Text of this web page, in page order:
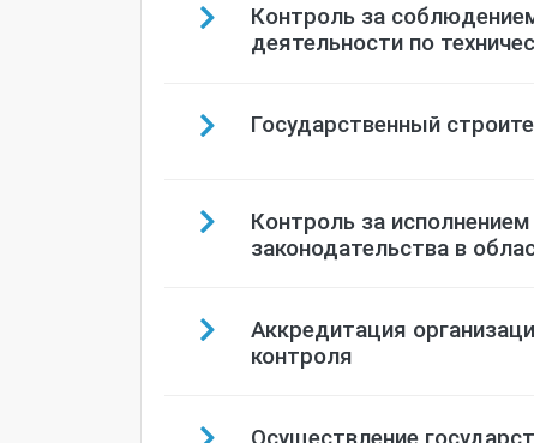
Контроль за
деятельности по
Государственный
Контроль за
законодательства в
Аккредитация
контроля
Осуществление